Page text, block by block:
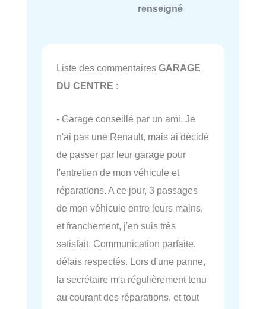
renseigné
Liste des commentaires GARAGE
DU CENTRE :
- Garage conseillé par un ami. Je
n'ai pas une Renault, mais ai décidé
de passer par leur garage pour
l'entretien de mon véhicule et
réparations. A ce jour, 3 passages
de mon véhicule entre leurs mains,
et franchement, j'en suis très
satisfait. Communication parfaite,
délais respectés. Lors d'une panne,
la secrétaire m'a régulièrement tenu
au courant des réparations, et tout